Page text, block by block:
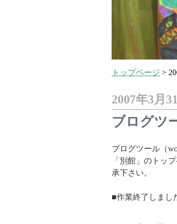
トップページ >
2007年3月
ブログツ
ブログツール（
「別館」のトッ
承下さい。
■作業終了しまし